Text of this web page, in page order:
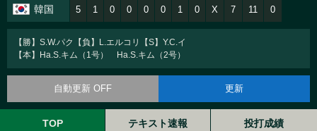
韓国 5 1 0 0 0 0 1 0 X 7 11 0
【勝】S.W.パク【負】L.エルコリ【S】Y.C.イ
【本】Ha.S.キム（1号） Ha.S.キム（2号）
自動更新 OFF 更新
TOP テキスト速報 投打成績